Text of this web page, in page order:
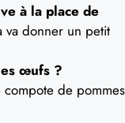
à la place de
va donner un petit
œufs ?
de pommes